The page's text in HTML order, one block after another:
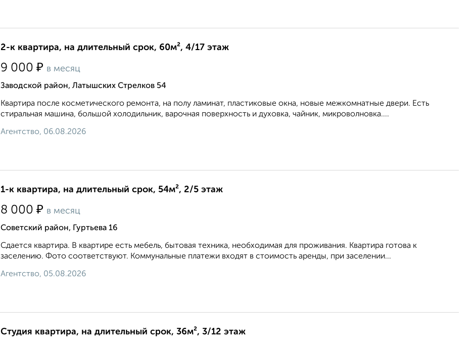
2-к квартира, на длительный срок, 60м², 4/17 этаж
9 000 ₽ в месяц
Заводской район, Латышских Стрелков 54
Квартира после косметического ремонта, на полу ламинат, пластиковые окна, новые межкомнатные двери. Есть
стиральная машина, большой холодильник, варочная поверхность и духовка, чайник, микроволновка....
Агентство, 06.08.2026
1-к квартира, на длительный срок, 54м², 2/5 этаж
8 000 ₽ в месяц
Советский район, Гуртьева 16
Сдается квартира. В квартире есть мебель, бытовая техника, необходимая для проживания. Квартира готова к
заселению. Фото соответствуют. Коммунальные платежи входят в стоимость аренды, при заселении...
Агентство, 05.08.2026
Студия квартира, на длительный срок, 36м², 3/12 этаж